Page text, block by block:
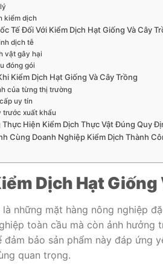
kiểm dịch
Tế Đối Với Kiểm Dịch Hạt Giống Và Cây
dịch tễ
vật gây hại
đóng gói
Kiểm Dịch Hạt Giống Và Cây Trồng
của từng thị trường
uy tín
trước xuất khẩu
Thực Hiện Kiểm Dịch Thực Vật Đúng Quy
Cùng Doanh Nghiệp Kiểm Dịch Thành
Dịch Hạt
những mặt hàng nông nghiệp
toàn cầu mà còn ảnh
đảm bảo sản phẩm này đáp ứng
quan trọng.